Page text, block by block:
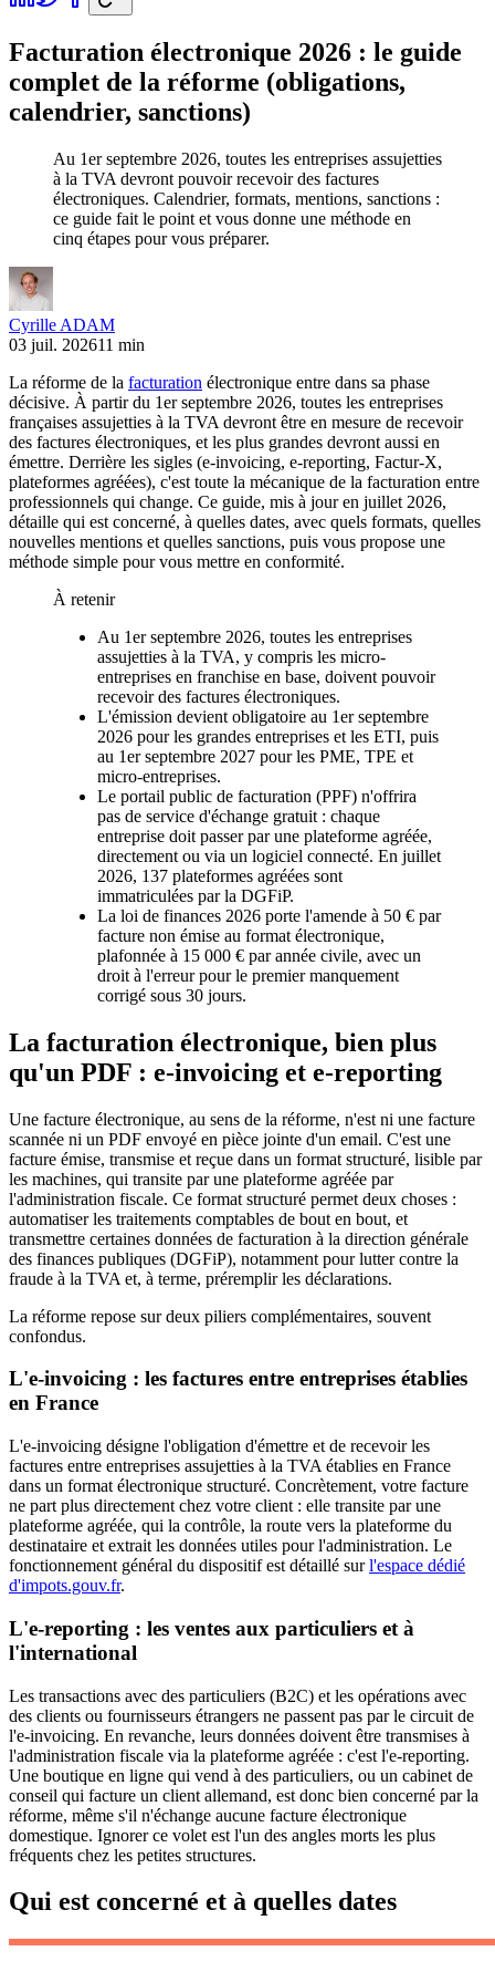
Facturation électronique 2026 : le guide
complet de la réforme (obligations,
calendrier, sanctions)
Au 1er septembre 2026, toutes les entreprises assujetties
à la TVA devront pouvoir recevoir des factures
électroniques. Calendrier, formats, mentions, sanctions :
ce guide fait le point et vous donne une méthode en
cinq étapes pour vous préparer.
Cyrille ADAM
03 juil. 202611 min
La réforme de la facturation électronique entre dans sa phase
décisive. À partir du 1er septembre 2026, toutes les entreprises
françaises assujetties à la TVA devront être en mesure de recevoir
des factures électroniques, et les plus grandes devront aussi en
émettre. Derrière les sigles (e-invoicing, e-reporting, Factur-X,
plateformes agréées), c'est toute la mécanique de la facturation entre
professionnels qui change. Ce guide, mis à jour en juillet 2026,
détaille qui est concerné, à quelles dates, avec quels formats, quelles
nouvelles mentions et quelles sanctions, puis vous propose une
méthode simple pour vous mettre en conformité.
À retenir
Au 1er septembre 2026, toutes les entreprises
assujetties à la TVA, y compris les micro-
entreprises en franchise en base, doivent pouvoir
recevoir des factures électroniques.
L'émission devient obligatoire au 1er septembre
2026 pour les grandes entreprises et les ETI, puis
au 1er septembre 2027 pour les PME, TPE et
micro-entreprises.
Le portail public de facturation (PPF) n'offrira
pas de service d'échange gratuit : chaque
entreprise doit passer par une plateforme agréée,
directement ou via un logiciel connecté. En juillet
2026, 137 plateformes agréées sont
immatriculées par la DGFiP.
La loi de finances 2026 porte l'amende à 50 € par
facture non émise au format électronique,
plafonnée à 15 000 € par année civile, avec un
droit à l'erreur pour le premier manquement
corrigé sous 30 jours.
La facturation électronique, bien plus
qu'un PDF : e-invoicing et e-reporting
Une facture électronique, au sens de la réforme, n'est ni une facture
scannée ni un PDF envoyé en pièce jointe d'un email. C'est une
facture émise, transmise et reçue dans un format structuré, lisible par
les machines, qui transite par une plateforme agréée par
l'administration fiscale. Ce format structuré permet deux choses :
automatiser les traitements comptables de bout en bout, et
transmettre certaines données de facturation à la direction générale
des finances publiques (DGFiP), notamment pour lutter contre la
fraude à la TVA et, à terme, préremplir les déclarations.
La réforme repose sur deux piliers complémentaires, souvent
confondus.
L'e-invoicing : les factures entre entreprises établies
en France
L'e-invoicing désigne l'obligation d'émettre et de recevoir les
factures entre entreprises assujetties à la TVA établies en France
dans un format électronique structuré. Concrètement, votre facture
ne part plus directement chez votre client : elle transite par une
plateforme agréée, qui la contrôle, la route vers la plateforme du
destinataire et extrait les données utiles pour l'administration. Le
fonctionnement général du dispositif est détaillé surl'espace dédié
d'impots.gouv.fr.
L'e-reporting : les ventes aux particuliers et à
l'international
Les transactions avec des particuliers (B2C) et les opérations avec
des clients ou fournisseurs étrangers ne passent pas par le circuit de
l'e-invoicing. En revanche, leurs données doivent être transmises à
l'administration fiscale via la plateforme agréée : c'est l'e-reporting.
Une boutique en ligne qui vend à des particuliers, ou un cabinet de
conseil qui facture un client allemand, est donc bien concerné par la
réforme, même s'il n'échange aucune facture électronique
domestique. Ignorer ce volet est l'un des angles morts les plus
fréquents chez les petites structures.
Qui est concerné et à quelles dates